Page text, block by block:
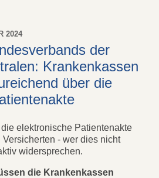
2024
der
Krankenkassen
über die
elektronische Patientenakte
- wer dies nicht
widersprechen.
die Krankenkassen